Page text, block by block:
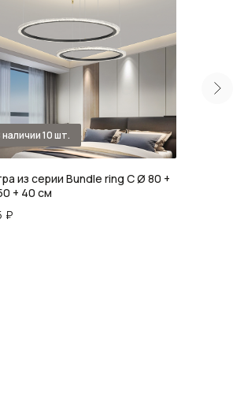
из серии Bundle ring C Ø 80 +
+ 40 см
₽